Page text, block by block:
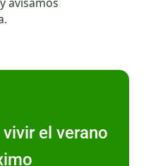
el verano